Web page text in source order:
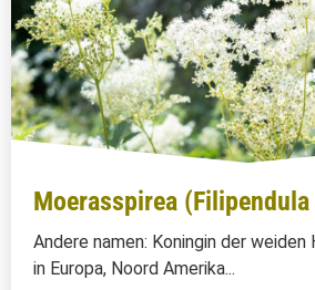
Moerasspirea
Andere namen: Koningin der
in Europa, Noord Amerika...